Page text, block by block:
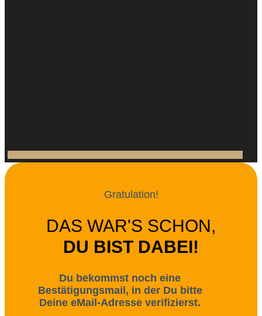
Gratulation!
DAS WAR'S SCHON,
DU BIST DABEI!
Du bekommst noch eine
Bestätigungsmail, in der Du bitte
Deine eMail-Adresse verifizierst.